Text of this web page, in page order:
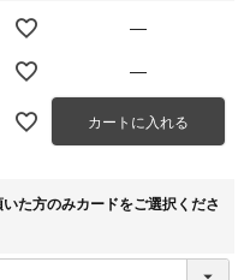
—
—
カートに入れる
た方のみカードをご選択くださ